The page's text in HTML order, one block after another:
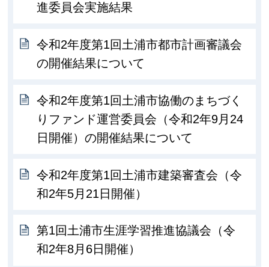
進委員会実施結果
令和2年度第1回土浦市都市計画審議会
の開催結果について
令和2年度第1回土浦市協働のまちづく
りファンド運営委員会（令和2年9月24
日開催）の開催結果について
令和2年度第1回土浦市建築審査会（令
和2年5月21日開催）
第1回土浦市生涯学習推進協議会（令
和2年8月6日開催）